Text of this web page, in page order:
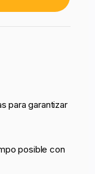
para garantizar
posible con